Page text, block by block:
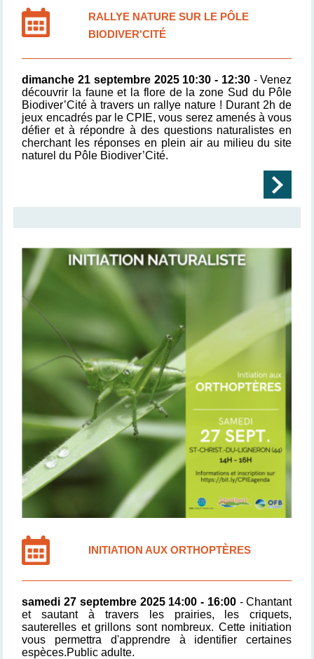
RALLYE NATURE SUR LE PÔLE
BIODIVER'CITÉ
dimanche 21 septembre 2025 10:30 - 12:30- Venez
découvrir la faune et la flore de la zone Sud du Pôle
Biodiver’Cité à travers un rallye nature ! Durant 2h de
jeux encadrés par le CPIE, vous serez amenés à vous
défier et à répondre à des questions naturalistes en
cherchant les réponses en plein air au milieu du site
naturel du Pôle Biodiver’Cité.
INITIATION AUX ORTHOPTÈRES
samedi 27 septembre 2025 14:00 - 16:00- Chantant
et sautant à travers les prairies, les criquets,
sauterelles et grillons sont nombreux. Cette initiation
vous permettra d'apprendre à identifier certaines
espèces.Public adulte.